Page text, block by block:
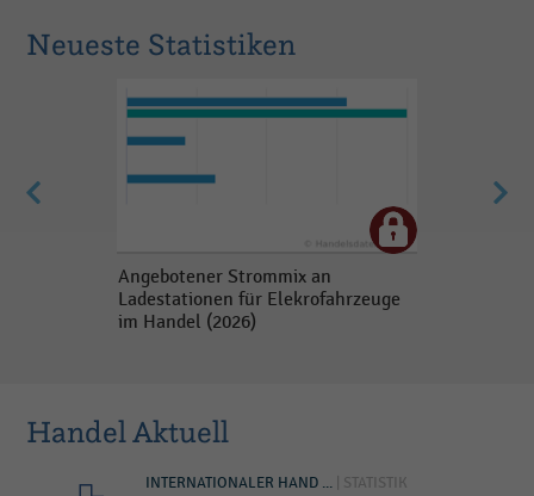
Neueste Statistiken
Angebotener Strommix an
Ladestationen für Elekrofahrzeuge
im Handel (2026)
Handel Aktuell
INTERNATIONALER HAND ... | STATISTIK